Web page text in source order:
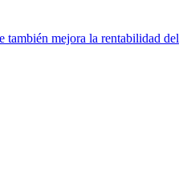
también mejora la rentabilidad del